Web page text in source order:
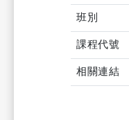
班別
課程代號
相關連結